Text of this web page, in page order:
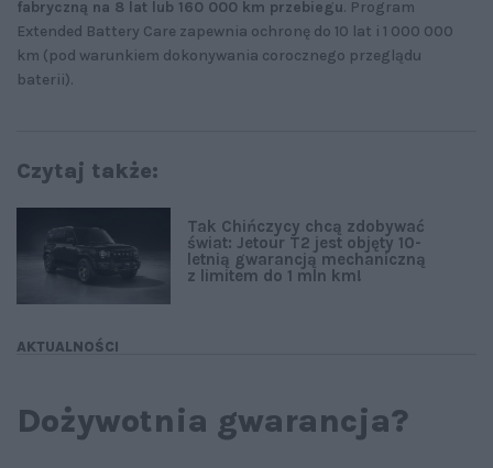
fabryczną na 8 lat lub 160 000 km przebiegu. Program
Extended Battery Care zapewnia ochronę do 10 lat i 1 000 000
km (pod warunkiem dokonywania corocznego przeglądu
baterii).
Czytaj także:
AKTUALNOŚCI
Tak Chińczycy chcą zdobywać
świat: Jetour T2 jest objęty 10-
letnią gwarancją mechaniczną
z limitem do 1 mln km!
Dożywotnia gwarancja?